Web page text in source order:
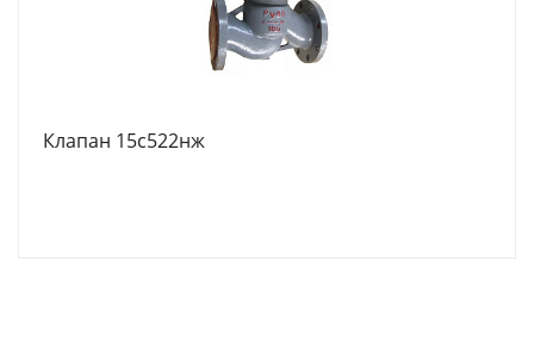
Клапан 15с522нж